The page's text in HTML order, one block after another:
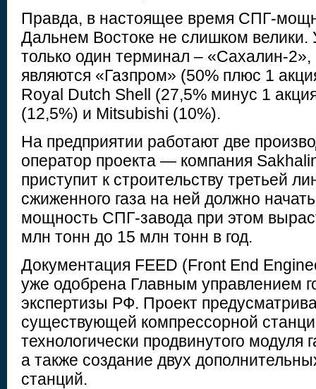
Правда, в настоящее время СПГ-
Дальнем Востоке не слишком велики.
только один терминал – «Сахалин-
являются «Газпром» (50% плюс 1
Royal Dutch Shell (27,5% минус 1
(12,5%) и Mitsubishi (10%).
На предприятии работают две
оператор проекта — компания
приступит к строительству третьей
сжиженного газа на ней должно
мощность СПГ-завода при этом
млн тонн до 15 млн тонн в год.
Документация FEED (Front End
уже одобрена Главным управлением
экспертизы РФ. Проект
существующей компрессорной
технологически продвинутого модуля
а также создание двух
станций.